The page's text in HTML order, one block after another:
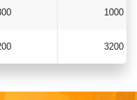
1000
3200